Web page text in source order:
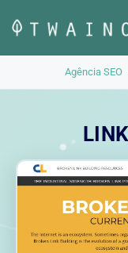
para
o
Agência SEO